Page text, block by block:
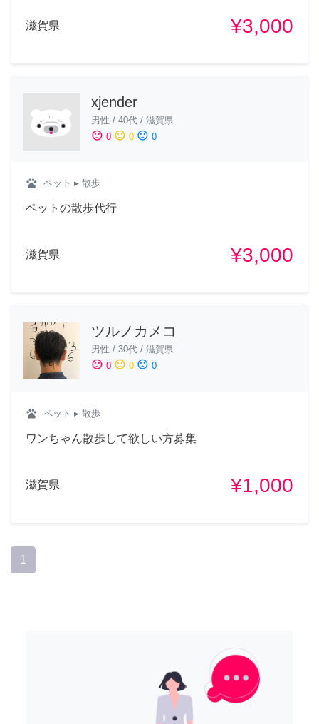
滋賀県 ¥3,000
xjender
男性 / 40代 / 滋賀県
sentiment_satisfied 0 sentiment_neutral 0 sentiment_dissatisfied 0
pets ペット ▸ 散歩
ペットの散歩代行
滋賀県 ¥3,000
ツルノカメコ
男性 / 30代 / 滋賀県
sentiment_satisfied 0 sentiment_neutral 0 sentiment_dissatisfied 0
pets ペット ▸ 散歩
ワンちゃん散歩して欲しい方募集
滋賀県 ¥1,000
1